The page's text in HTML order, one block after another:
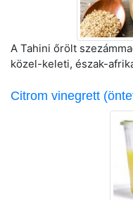
A Tahini őrölt
közel-keleti, észak-
Citrom vinegrett